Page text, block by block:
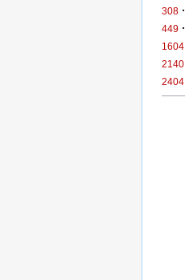
308 ·
449 ·
1604
2140
2404